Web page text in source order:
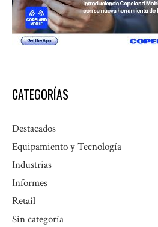
CATEGORÍAS
Destacados
Equipamiento y Tecnología
Industrias
Informes
Retail
Sin categoría